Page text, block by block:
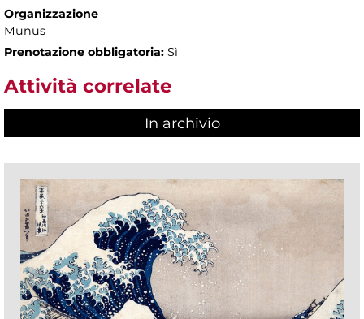
Organizzazione
Munus
Prenotazione obbligatoria: Sì
Attività correlate
In archivio